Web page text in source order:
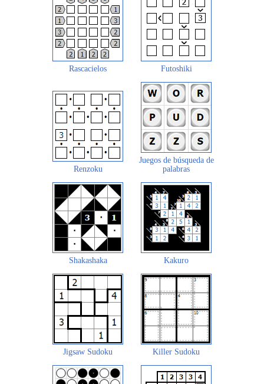
Rascacielos Futoshiki
Renzoku
Juegos de búsqueda de
palabras
Shakashaka Kakuro
Jigsaw Sudoku Killer Sudoku